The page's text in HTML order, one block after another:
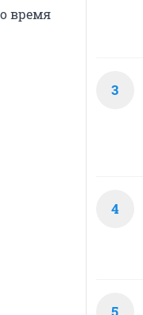
время
3
4